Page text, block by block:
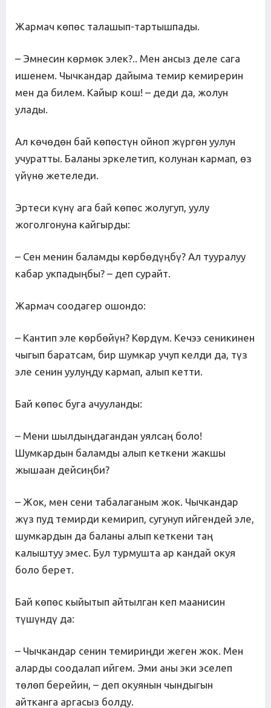
Жармач көпөс талашып-тартышпады.
– Эмнесин көрмөк элек?.. Мен ансыз деле сага
ишенем. Чычкандар дайыма темир кемирерин
мен да билем. Кайыр кош! – деди да, жолун
улады.
Ал көчөдөн бай көпөстүн ойноп жүргөн уулун
учуратты. Баланы эркелетип, колунан кармап, өз
үйүнө жетеледи.
Эртеси күнү ага бай көпөс жолугуп, уулу
жоголгонуна кайгырды:
– Сен менин баламды көрбөдүңбү? Ал тууралуу
кабар укпадыңбы? – деп сурайт.
Жармач соодагер ошондо:
– Кантип эле көрбөйүн? Көрдүм. Кечээ сеникинен
чыгып баратсам, бир шумкар учуп келди да, түз
эле сенин уулуңду кармап, алып кетти.
Бай көпөс буга ачууланды:
– Мени шылдыңдагандан уялсаң боло!
Шумкардын баламды алып кеткени жакшы
жышаан дейсиңби?
– Жок, мен сени табалаганым жок. Чычкандар
жүз пуд темирди кемирип, сугунуп ийгендей эле,
шумкардын да баланы алып кеткени таң
калыштуу эмес. Бул турмушта ар кандай окуя
боло берет.
Бай көпөс кыйытып айтылган кеп маанисин
түшүндү да:
– Чычкандар сенин темириңди жеген жок. Мен
аларды соодалап ийгем. Эми аны эки эселеп
төлөп берейин, – деп окуянын чындыгын
айтканга аргасыз болду.